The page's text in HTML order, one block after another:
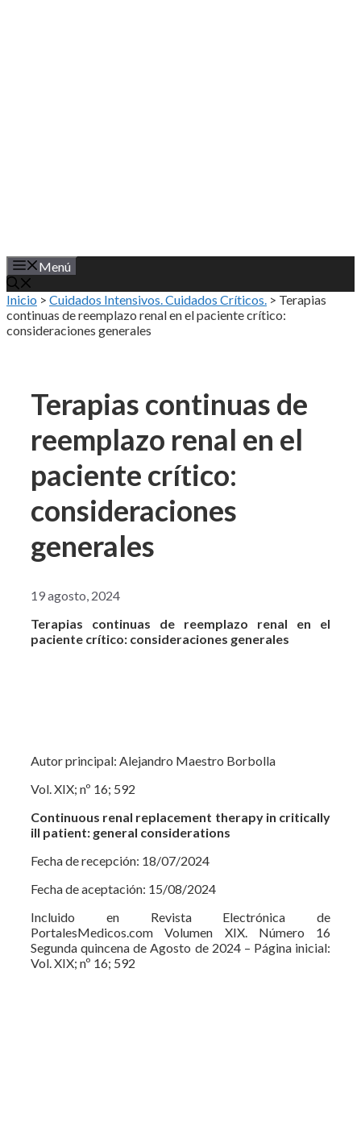
Menú
Inicio > Cuidados Intensivos. Cuidados Críticos. > Terapias
continuas de reemplazo renal en el paciente crítico:
consideraciones generales
Terapias continuas de
reemplazo renal en el
paciente crítico:
consideraciones
generales
19 agosto, 2024
Terapias continuas de reemplazo renal en el
paciente crítico: consideraciones generales
Autor principal: Alejandro Maestro Borbolla
Vol. XIX; nº 16; 592
Continuous renal replacement therapy in critically
ill patient: general considerations
Fecha de recepción: 18/07/2024
Fecha de aceptación: 15/08/2024
Incluido en Revista Electrónica de
PortalesMedicos.com Volumen XIX. Número 16
Segunda quincena de Agosto de 2024 – Página inicial:
Vol. XIX; nº 16; 592